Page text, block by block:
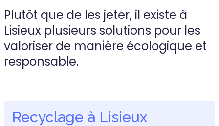
Plutôt que de les jeter, il existe à
Lisieux plusieurs solutions pour les
valoriser de manière écologique et
responsable.
Recyclage à Lisieux